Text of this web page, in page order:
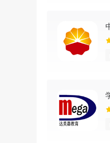
5、方便组
6、安全密码
8、将EPIM
9、密码保